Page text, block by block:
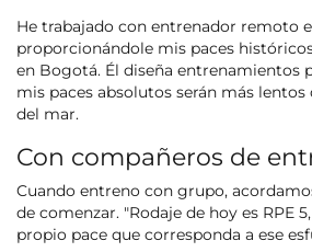
He trabajado con entrenador remoto
proporcionándole mis paces
en Bogotá. Él diseña entrenamientos
mis paces absolutos serán más lentos
del mar.
Con compañeros de
Cuando entreno con grupo,
de comenzar. "Rodaje de hoy es RPE
propio pace que corresponda a ese